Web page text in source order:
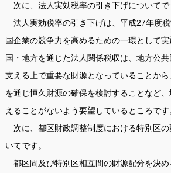
次に、法人実効税率の引き下げについてで
法人実効税率の引き下げは、平成27年度
国企業の競争力を高めるための一環として実
国・地方を通じた法人関係税収は、地方公
支える上で重要な財源となっていることか
を通じ恒久財源の確保を検討することなど
えることがないよう要望しているところです
次に、都区財政調整制度における特別区
いてです。
都区間及び特別区相互間の財源配分を決